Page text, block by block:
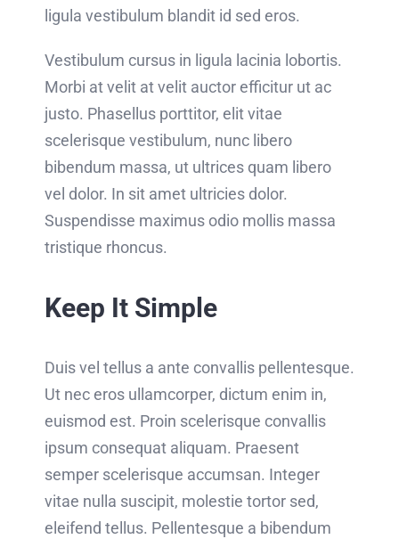
ligula vestibulum blandit id sed eros.
Vestibulum cursus in ligula lacinia lobortis.
Morbi at velit at velit auctor efficitur ut ac
justo. Phasellus porttitor, elit vitae
scelerisque vestibulum, nunc libero
bibendum massa, ut ultrices quam libero
vel dolor. In sit amet ultricies dolor.
Suspendisse maximus odio mollis massa
tristique rhoncus.
Keep It Simple
Duis vel tellus a ante convallis pellentesque.
Ut nec eros ullamcorper, dictum enim in,
euismod est. Proin scelerisque convallis
ipsum consequat aliquam. Praesent
semper scelerisque accumsan. Integer
vitae nulla suscipit, molestie tortor sed,
eleifend tellus. Pellentesque a bibendum